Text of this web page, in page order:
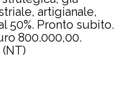
artigianale,
50%. Pronto subito.
800.000,00.